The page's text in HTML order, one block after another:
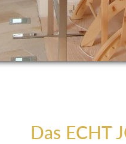
Das ECHT